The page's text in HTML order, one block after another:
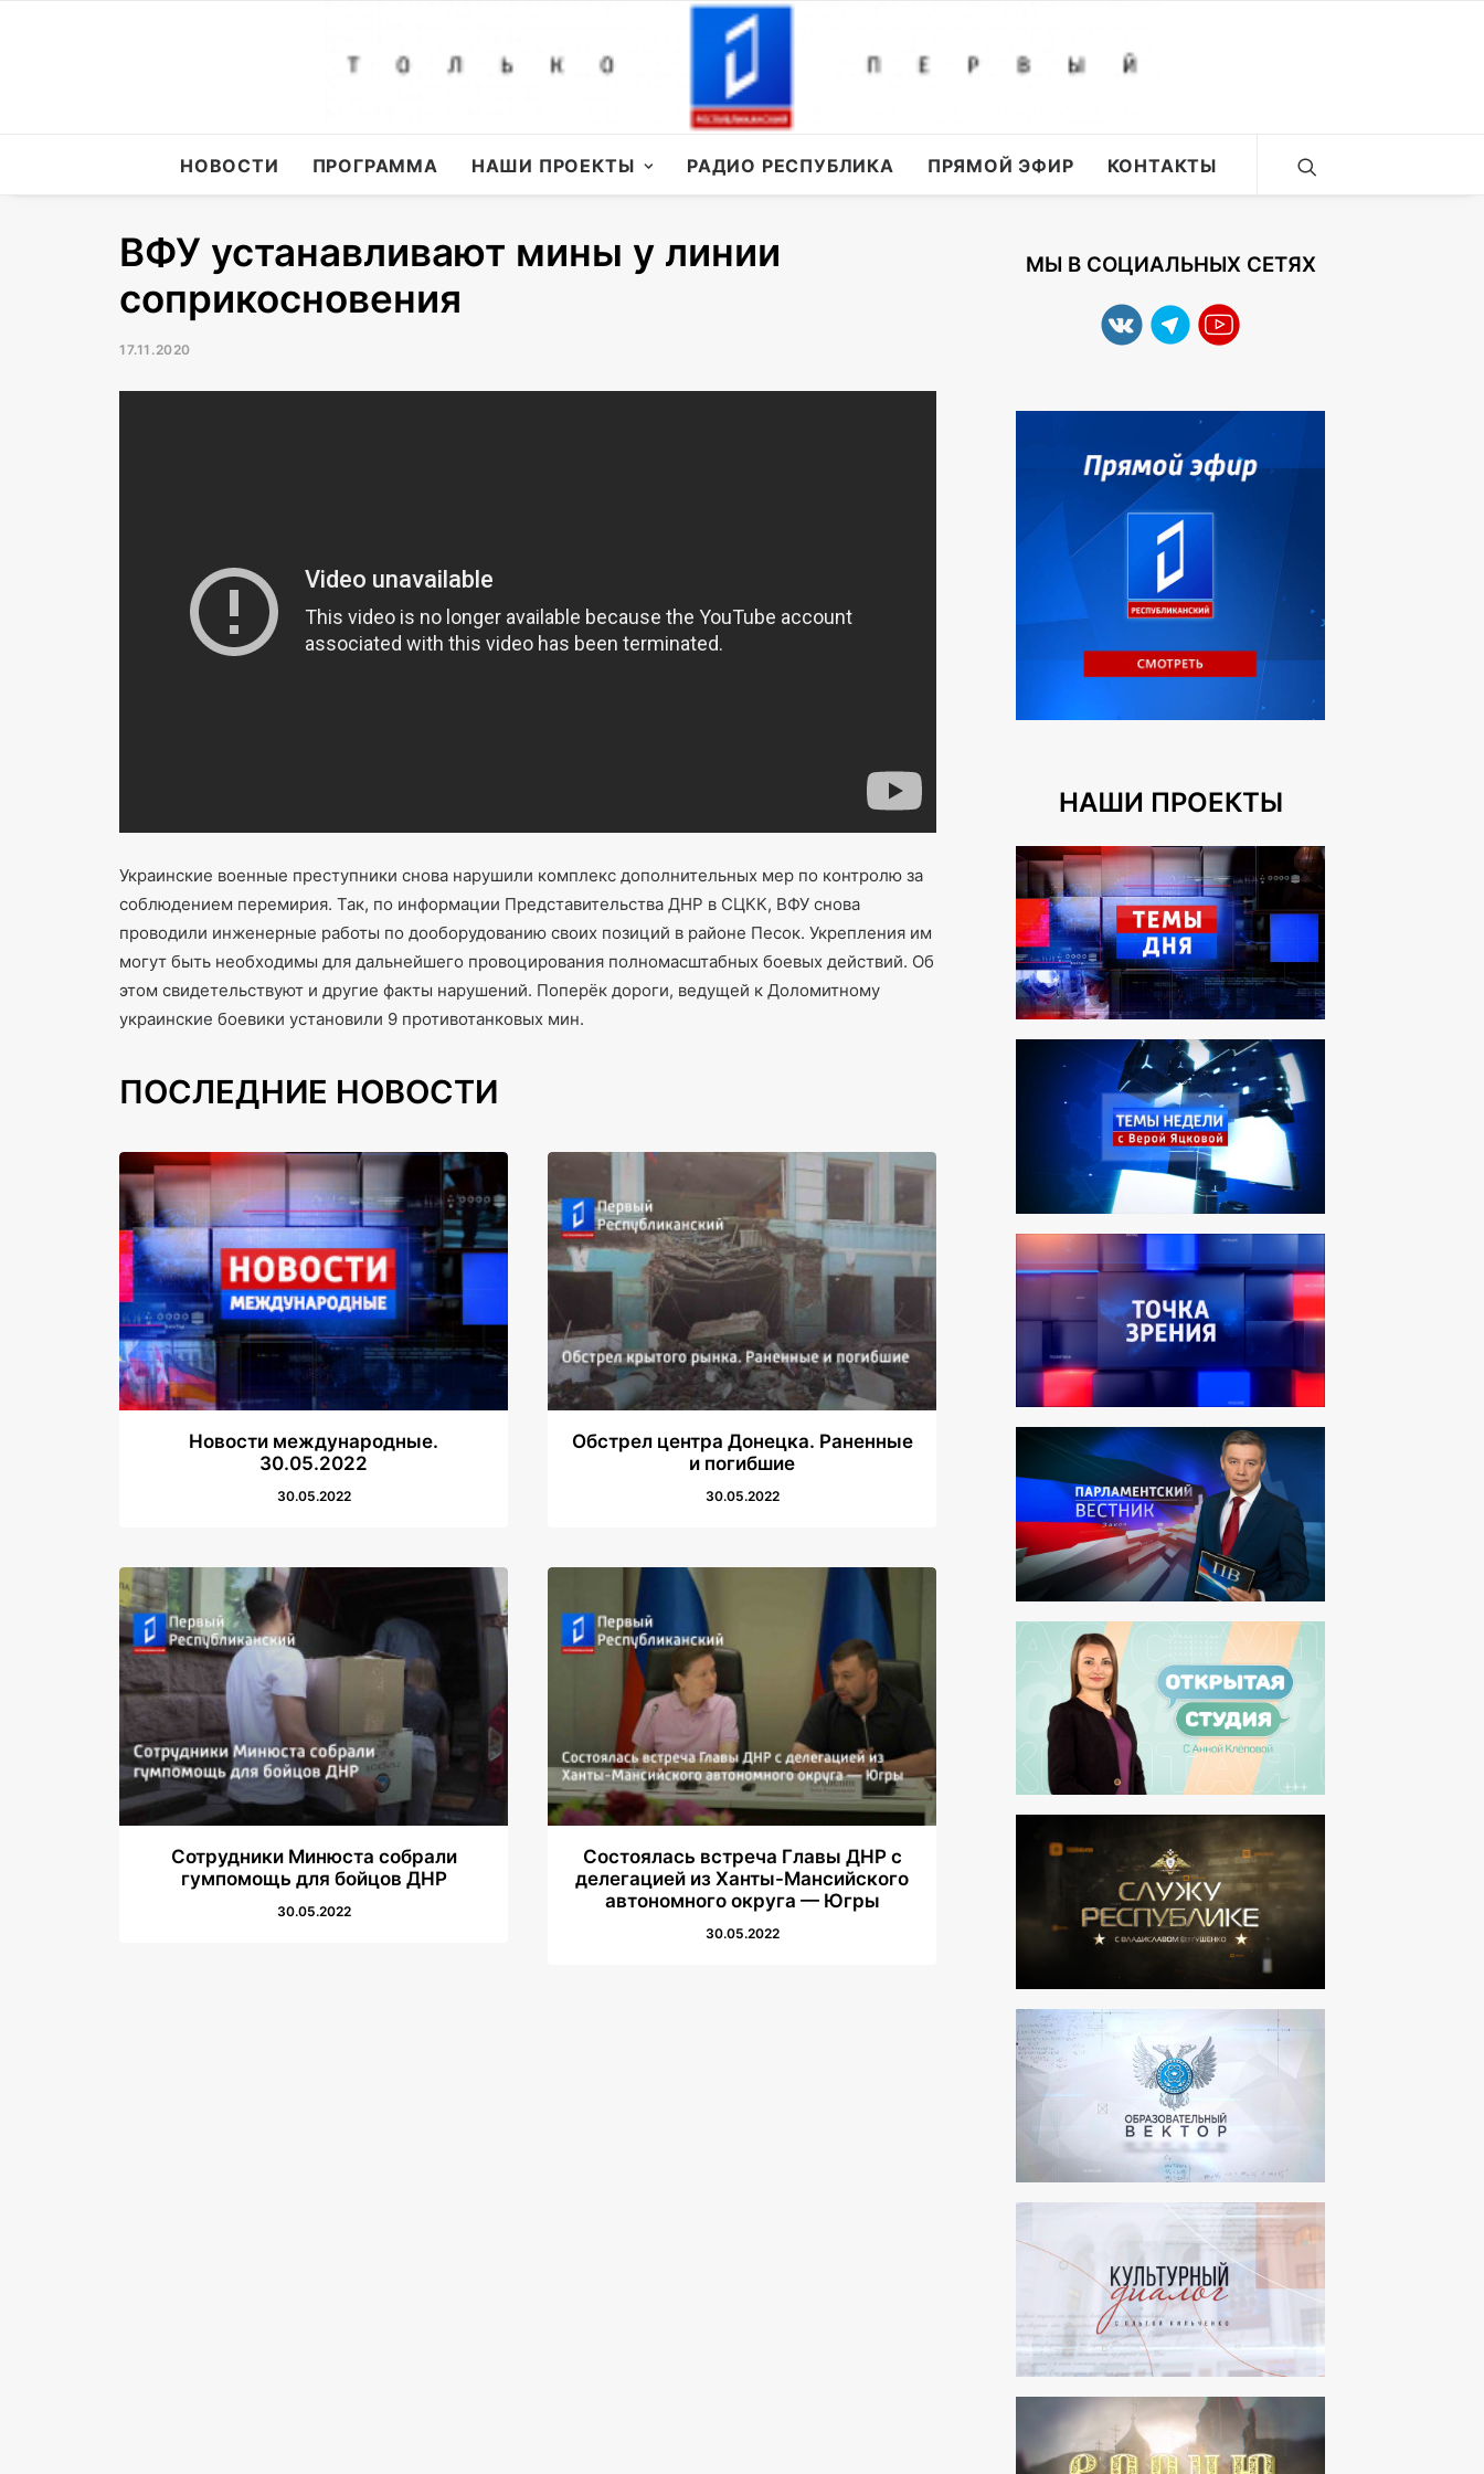
НОВОСТИ ПРОГРАММА НАШИ ПРОЕКТЫ РАДИО РЕСПУБЛИКА ПРЯМОЙ ЭФИР КОНТАКТЫ
ВФУ устанавливают мины у линии
соприкосновения
17.11.2020
Украинские военные преступники снова нарушили комплекс дополнительных мер по контролю за
соблюдением перемирия. Так, по информации Представительства ДНР в СЦКК, ВФУ снова
проводили инженерные работы по дооборудованию своих позиций в районе Песок. Укрепления им
могут быть необходимы для дальнейшего провоцирования полномасштабных боевых действий. Об
этом свидетельствуют и другие факты нарушений. Поперёк дороги, ведущей к Доломитному
украинские боевики установили 9 противотанковых мин.
ПОСЛЕДНИЕ НОВОСТИ
Новости международные.
30.05.2022
30.05.2022
Обстрел центра Донецка. Раненные
и погибшие
30.05.2022
Сотрудники Минюста собрали
гумпомощь для бойцов ДНР
30.05.2022
Состоялась встреча Главы ДНР с
делегацией из Ханты-Мансийского
автономного округа — Югры
30.05.2022
МЫ В СОЦИАЛЬНЫХ СЕТЯХ
НАШИ ПРОЕКТЫ